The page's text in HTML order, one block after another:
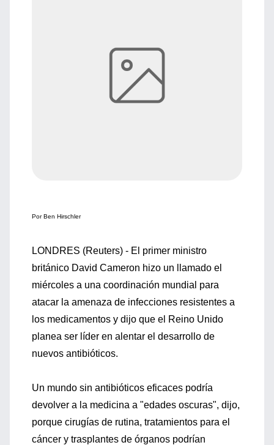
Por Ben Hirschler
LONDRES (Reuters) - El primer ministro
británico David Cameron hizo un llamado el
miércoles a una coordinación mundial para
atacar la amenaza de infecciones resistentes a
los medicamentos y dijo que el Reino Unido
planea ser líder en alentar el desarrollo de
nuevos antibióticos.
Un mundo sin antibióticos eficaces podría
devolver a la medicina a "edades oscuras", dijo,
porque cirugías de rutina, tratamientos para el
cáncer y trasplantes de órganos podrían